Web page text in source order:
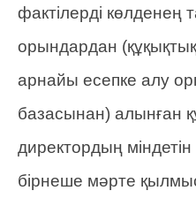
фактілерді көлденең
орындардан
арнайы есепке алу
базасынан) алынған
директордың
бірнеше мәрте